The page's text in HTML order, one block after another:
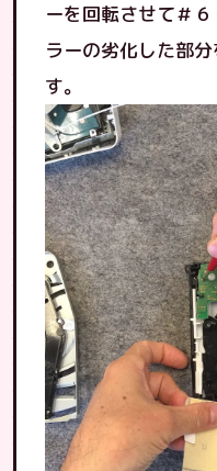
ーを回転させて＃
ラーの劣化した部
す。